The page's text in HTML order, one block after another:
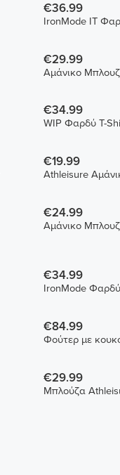
€36.99
IronMode IT
€29.99
Αμάνικο
€34.99
WIP Φαρδύ T-
€19.99
Athleisure
€24.99
Αμάνικο
€34.99
IronMode
€84.99
€29.99
Μπλούζα